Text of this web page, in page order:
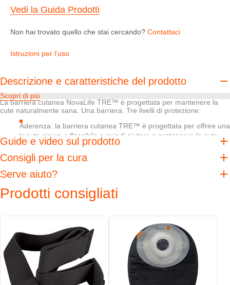
Vedi la Guida Prodotti
Non hai trovato quello che stai cercando? Contattaci
Istruzioni per l’uso
Descrizione e caratteristiche del prodotto
La barriera cutanea NovaLife TRE™ è progettata per mantenere la
cute naturalmente sana. Una barriera. Tre livelli di protezione:
Aderenza: la barriera cutanea TRE™ è progettata per offrire una
tenuta sicura e flessibile e quindi aiutare a proteggere la cute
dalle sostanze prodotte dallo stoma ed è facile da rimuovere
Assorbimento: la barriera cutanea TRE™ è progettata per
interna ed esterna
Equilibrio del pH: se gli enzimi digestivi entrano in contatto con la
cute, il tamponamento del pH aiuta a creare un ambiente
effetti dannosi sulla cute
Quando si tratta della cute peristomale, la protezione non è mai
troppa.
Caratteristiche
La finestra di controllo EasiView™ è progettata per esaminare la
stomia con semplicità
Scopri di più
Guide e video sul prodotto
Consigli per la cura
Serve aiuto?
Prodotti consigliati